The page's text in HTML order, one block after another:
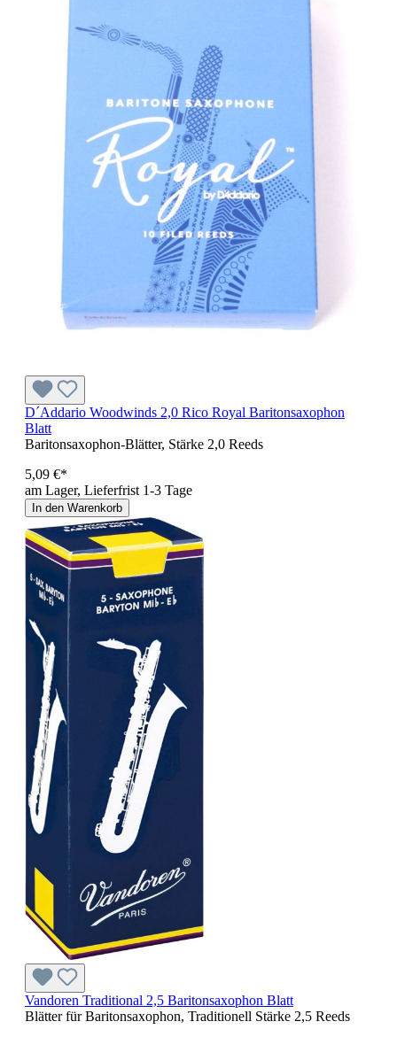
D´Addario Woodwinds 2,0 Rico Royal Baritonsaxophon
Blatt
Baritonsaxophon-Blätter, Stärke 2,0 Reeds
5,09 €*
am Lager, Lieferfrist 1-3 Tage
In den Warenkorb
Vandoren Traditional 2,5 Baritonsaxophon Blatt
Blätter für Baritonsaxophon, Traditionell Stärke 2,5 Reeds